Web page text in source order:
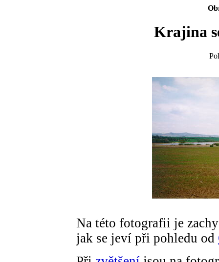
Krajina
Na této fotografii je
jak se jeví při pohledu od